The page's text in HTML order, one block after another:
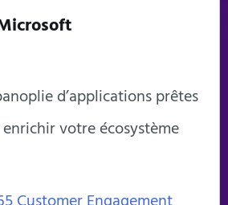
d’applications prêtes
votre écosystème